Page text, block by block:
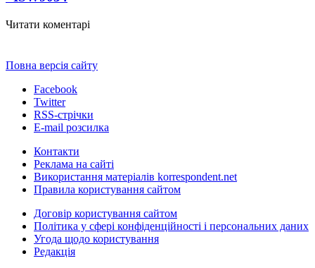
Читати коментарі
Повна версія сайту
Facebook
Twitter
RSS-стрічки
E-mail розсилка
Контакти
Реклама на сайті
Використання матеріалів korrespondent.net
Правила користування сайтом
Договір користування сайтом
Політика у сфері конфіденційності і персональних даних
Угода щодо користування
Редакція